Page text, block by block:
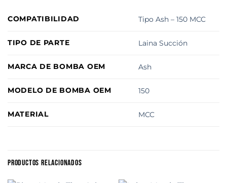
COMPATIBILIDAD Tipo Ash – 150 MCC
TIPO DE PARTE Laina Succión
MARCA DE BOMBA OEM Ash
MODELO DE BOMBA OEM 150
MATERIAL MCC
PRODUCTOS RELACIONADOS